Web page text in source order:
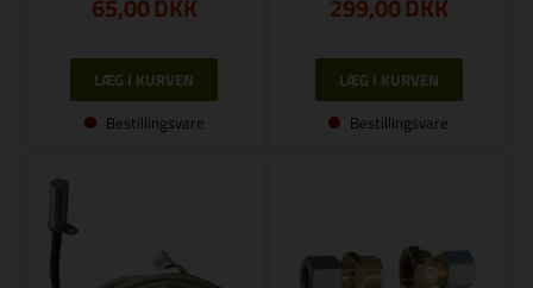
65,00DKK
Bestillingsvare
299,00DKK
Bestillingsvare